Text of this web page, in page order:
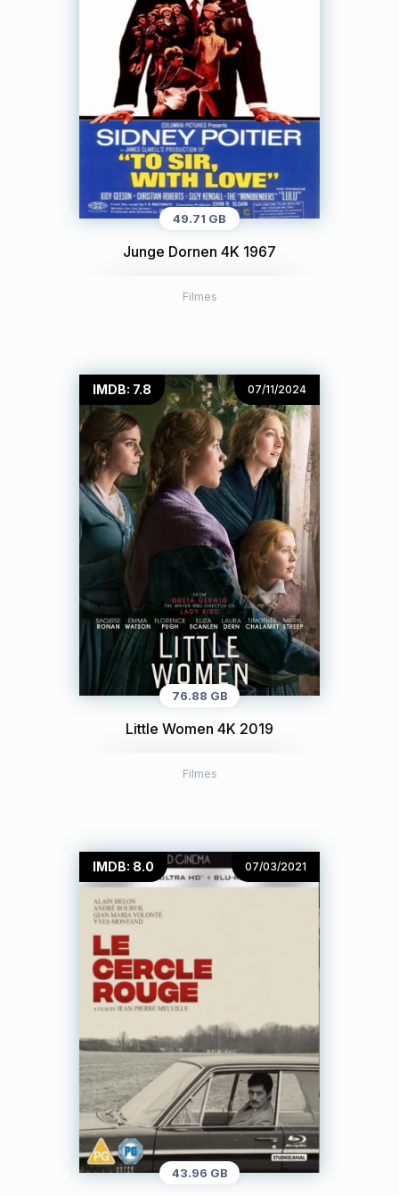
49.71 GB
Junge Dornen 4K 1967
Filmes
IMDB: 7.8 07/11/2024
76.88 GB
Little Women 4K 2019
Filmes
IMDB: 8.0 07/03/2021
43.96 GB